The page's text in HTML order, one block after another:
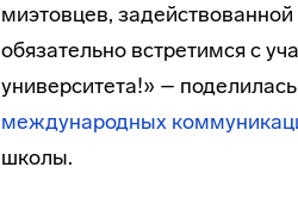
миэтовцев,
обязательно встретимся с
университета!» –
международных
школы.